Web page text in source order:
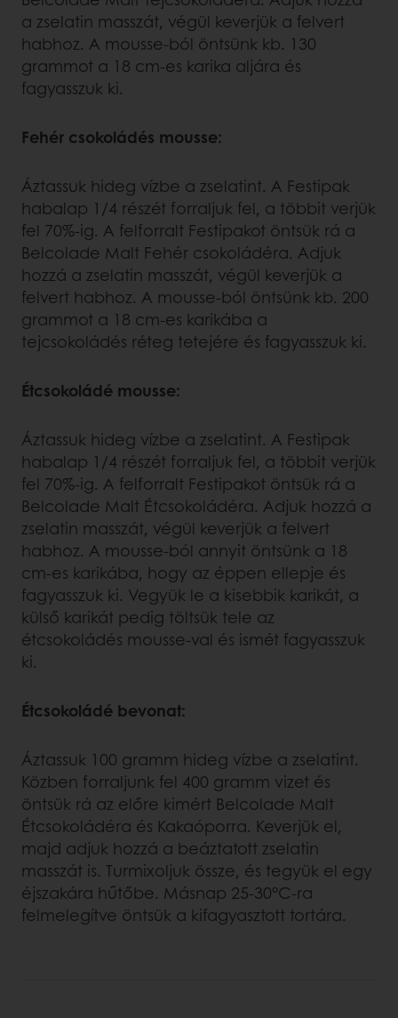
a zselatin masszát, végül keverjük a felvert
habhoz. A mousse-ból öntsünk kb. 130
grammot a 18 cm-es karika aljára és
fagyasszuk ki.
Fehér csokoládés mousse:
Áztassuk hideg vízbe a zselatint. A Festipak
habalap 1/4 részét forraljuk fel, a többit verjük
fel 70%-ig. A felforralt Festipakot öntsük rá a
Belcolade Malt Fehér csokoládéra. Adjuk
hozzá a zselatin masszát, végül keverjük a
felvert habhoz. A mousse-ból öntsünk kb. 200
grammot a 18 cm-es karikába a
tejcsokoládés réteg tetejére és fagyasszuk ki.
Étcsokoládé mousse:
Áztassuk hideg vízbe a zselatint. A Festipak
habalap 1/4 részét forraljuk fel, a többit verjük
fel 70%-ig. A felforralt Festipakot öntsük rá a
Belcolade Malt Étcsokoládéra. Adjuk hozzá a
zselatin masszát, végül keverjük a felvert
habhoz. A mousse-ból annyit öntsünk a 18
cm-es karikába, hogy az éppen ellepje és
fagyasszuk ki. Vegyük le a kisebbik karikát, a
külső karikát pedig töltsük tele az
étcsokoládés mousse-val és ismét fagyasszuk
ki.
Étcsokoládé bevonat:
Áztassuk 100 gramm hideg vízbe a zselatint.
Közben forraljunk fel 400 gramm vizet és
öntsük rá az előre kimért Belcolade Malt
Étcsokoládéra és Kakaóporra. Keverjük el,
majd adjuk hozzá a beáztatott zselatin
masszát is. Turmixoljuk össze, és tegyük el egy
éjszakára hűtőbe. Másnap 25-30°C-ra
felmelegítve öntsük a kifagyasztott tortára.